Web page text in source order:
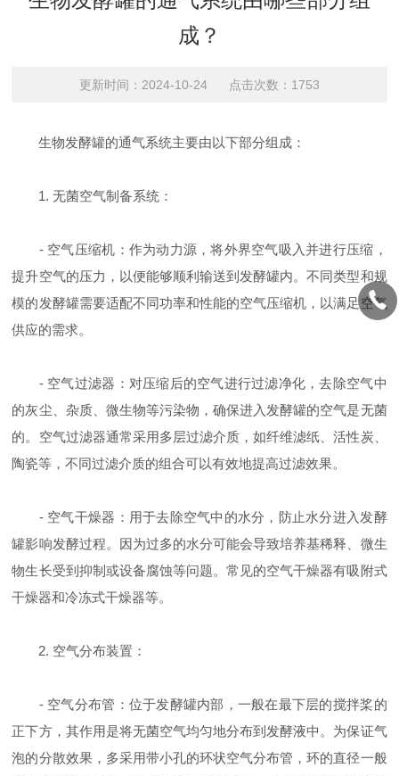
成？
更新时间：2024-10-24 点击次数：1753
生物发酵罐的通气系统主要由以下部分组成：
1. 无菌空气制备系统：
- 空气压缩机：作为动力源，将外界空气吸入并进行压缩，
提升空气的压力，以便能够顺利输送到发酵罐内。不同类型和规
模的发酵罐需要适配不同功率和性能的空气压缩机，以满足空气
供应的需求。
- 空气过滤器：对压缩后的空气进行过滤净化，去除空气中
的灰尘、杂质、微生物等污染物，确保进入发酵罐的空气是无菌
的。空气过滤器通常采用多层过滤介质，如纤维滤纸、活性炭、
陶瓷等，不同过滤介质的组合可以有效地提高过滤效果。
- 空气干燥器：用于去除空气中的水分，防止水分进入发酵
罐影响发酵过程。因为过多的水分可能会导致培养基稀释、微生
物生长受到抑制或设备腐蚀等问题。常见的空气干燥器有吸附式
干燥器和冷冻式干燥器等。
2. 空气分布装置：
- 空气分布管：位于发酵罐内部，一般在最下层的搅拌桨的
正下方，其作用是将无菌空气均匀地分布到发酵液中。为保证气
泡的分散效果，多采用带小孔的环状空气分布管，环的直径一般